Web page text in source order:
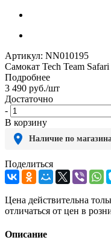
Артикул: NN010195
Самокат Tech Team
Подробнее
3 490 руб./шт
Достаточно
-
В корзину
Наличие по
Поделиться
Цена действительна
отличаться от цен в
Описание